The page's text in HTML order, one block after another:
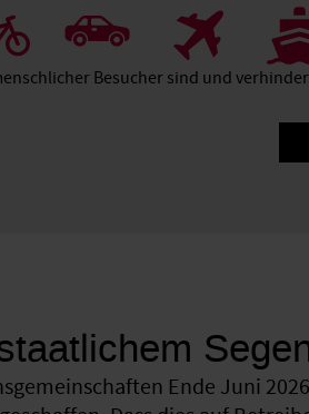
6
Besucher sind und
Ende Juni